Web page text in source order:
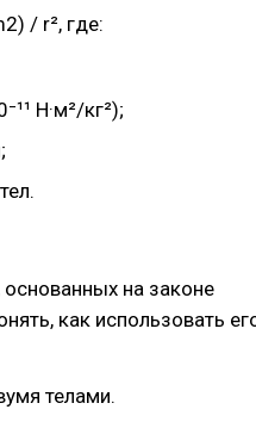
/ r², где:
Н·м²/кг²);
на законе
как использовать
телами.